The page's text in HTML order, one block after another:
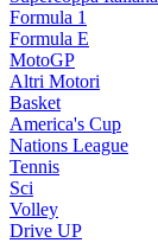
Formula 1
Formula E
MotoGP
Altri Motori
Basket
America's Cup
Nations League
Tennis
Sci
Volley
Drive UP